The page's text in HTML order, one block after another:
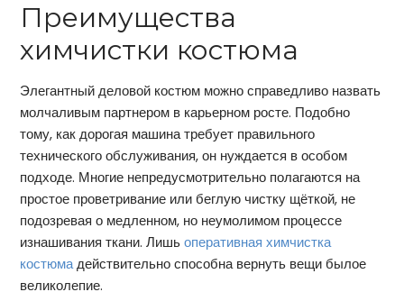
Преимущества
химчистки костюма
Элегантный деловой костюм можно справедливо назвать
молчаливым партнером в карьерном росте. Подобно
тому, как дорогая машина требует правильного
технического обслуживания, он нуждается в особом
подходе. Многие непредусмотрительно полагаются на
простое проветривание или беглую чистку щёткой, не
подозревая о медленном, но неумолимом процессе
изнашивания ткани. Лишьоперативная химчистка
костюмадействительно способна вернуть вещи былое
великолепие.